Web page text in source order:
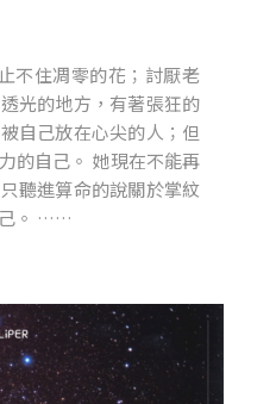
不住凋零的花；討厭老
光的地方，有著張狂的
自己放在心尖的人；但
的自己。 她現在不能再
聽進算命的說關於掌紋
己。 ……